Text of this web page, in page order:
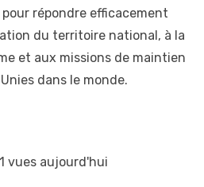
répondre efficacement
du territoire national, à la
et aux missions de maintien
dans le monde.
vues aujourd'hui